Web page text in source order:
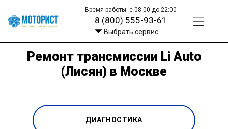
Время работы: с 08:00 до 22:00
8 (800) 555-93-61
Выбрать сервис
Ремонт трансмиссии Li Auto
(Лисян) в Москве
ДИАГНОСТИКА